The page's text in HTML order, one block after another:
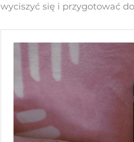
wyciszyć się i przygotować